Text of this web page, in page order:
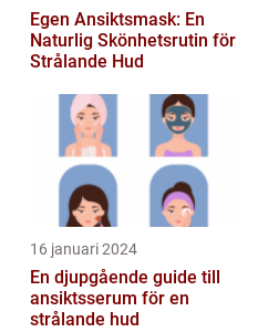
Egen Ansiktsmask: En
Naturlig Skönhetsrutin för
Strålande Hud
16 januari 2024
En djupgående guide till
ansiktsserum för en
strålande hud